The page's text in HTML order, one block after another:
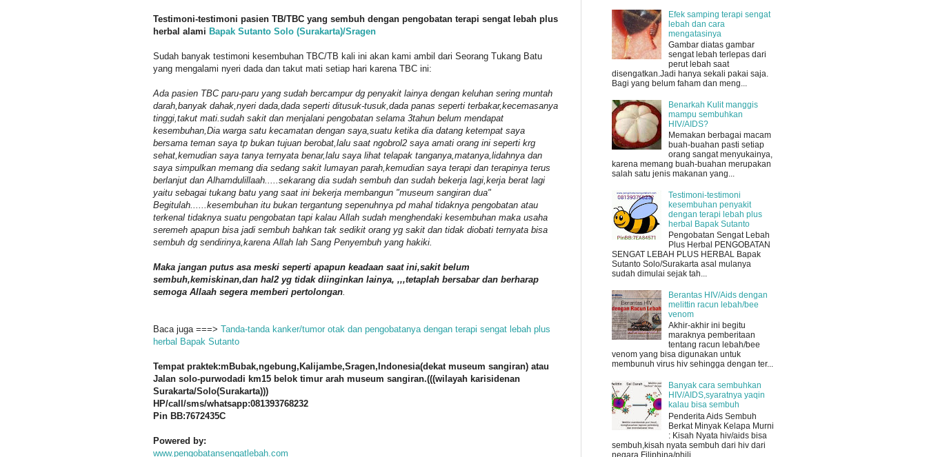
Testimoni-testimoni pasien TB/TBC yang sembuh dengan pengobatan terapi sengat lebah plus
herbal alami Bapak Sutanto Solo (Surakarta)/Sragen
Sudah banyak testimoni kesembuhan TBC/TB kali ini akan kami ambil dari Seorang Tukang Batu
yang mengalami nyeri dada dan takut mati setiap hari karena TBC ini:
Ada pasien TBC paru-paru yang sudah bercampur dg penyakit lainya dengan keluhan sering muntah
darah,banyak dahak,nyeri dada,dada seperti ditusuk-tusuk,dada panas seperti terbakar,kecemasanya
tinggi,takut mati.sudah sakit dan menjalani pengobatan selama 3tahun belum mendapat
kesembuhan,Dia warga satu kecamatan dengan saya,suatu ketika dia datang ketempat saya
bersama teman saya tp bukan tujuan berobat,lalu saat ngobrol2 saya amati orang ini seperti krg
sehat,kemudian saya tanya ternyata benar,lalu saya lihat telapak tanganya,matanya,lidahnya dan
saya simpulkan memang dia sedang sakit lumayan parah,kemudian saya terapi dan terapinya terus
berlanjut dan Alhamdulillaah.....sekarang dia sudah sembuh dan sudah bekerja lagi,kerja berat lagi
yaitu sebagai tukang batu yang saat ini bekerja membangun "museum sangiran dua"
Begitulah......kesembuhan itu bukan tergantung sepenuhnya pd mahal tidaknya pengobatan atau
terkenal tidaknya suatu pengobatan tapi kalau Allah sudah menghendaki kesembuhan maka usaha
seremeh apapun bisa jadi sembuh bahkan tak sedikit orang yg sakit dan tidak diobati ternyata bisa
sembuh dg sendirinya,karena Allah lah Sang Penyembuh yang hakiki.
Maka jangan putus asa meski seperti apapun keadaan saat ini,sakit belum
sembuh,kemiskinan,dan hal2 yg tidak diinginkan lainya, ,,,tetaplah bersabar dan berharap
semoga Allaah segera memberi pertolongan
Baca juga ===> Tanda-tanda kanker/tumor otak dan pengobatanya dengan terapi sengat lebah plus
herbal Bapak Sutanto
Tempat praktek:mBubak,ngebung,Kalijambe,Sragen,Indonesia(dekat museum sangiran) atau
Jalan solo-purwodadi km15 belok timur arah museum sangiran.(((wilayah karisidenan
Surakarta/Solo(Surakarta)))
HP/call/sms/whatsapp:081393768232
Pin BB:7672435C
Powered by:
www.pengobatansengatlebah.com
Efek samping terapi sengat
lebah dan cara
mengatasinya
Gambar diatas gambar
sengat lebah terlepas dari
perut lebah saat
disengatkan.Jadi hanya sekali pakai saja.
Bagi yang belum faham dan meng...
Benarkah Kulit manggis
mampu sembuhkan
HIV/AIDS?
Memakan berbagai macam
buah-buahan pasti setiap
orang sangat menyukainya,
karena memang buah-buahan merupakan
salah satu jenis makanan yang...
Testimoni-testimoni
kesembuhan penyakit
dengan terapi lebah plus
herbal Bapak Sutanto
Pengobatan Sengat Lebah
Plus Herbal PENGOBATAN
SENGAT LEBAH PLUS HERBAL Bapak
Sutanto Solo/Surakarta asal mulanya
sudah dimulai sejak tah...
Berantas HIV/Aids dengan
melittin racun lebah/bee
venom
Akhir-akhir ini begitu
maraknya pemberitaan
tentang racun lebah/bee
venom yang bisa digunakan untuk
membunuh virus hiv sehingga dengan ter...
Banyak cara sembuhkan
HIV/AIDS,syaratnya yaqin
kalau bisa sembuh
Penderita Aids Sembuh
Berkat Minyak Kelapa Murni
: Kisah Nyata hiv/aids bisa
sembuh,kisah nyata sembuh dari hiv dari
negara Filiphina/phili...